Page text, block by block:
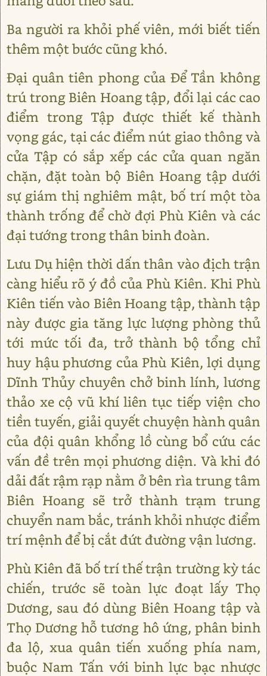
Ba người ra khỏi phế viên, mới biết tiến
thêm một bước cũng khó.
Đại quân tiên phong của Để Tần không
trú trong Biên Hoang tập, đổi lại các cao
điểm trong Tập được thiết kế thành
vọng gác, tại các điểm nút giao thông và
cửa Tập có sắp xếp các cửa quan ngăn
chặn, đặt toàn bộ Biên Hoang tập dưới
sự giám thị nghiêm mật, bố trí một tòa
thành trống để chờ đợi Phù Kiên và các
đại tướng trong thân binh đoàn.
Lưu Dụ hiện thời dấn thân vào địch trận
càng hiểu rõ ý đồ của Phù Kiên. Khi Phù
Kiên tiến vào Biên Hoang tập, thành tập
này được gia tăng lực lượng phòng thủ
tới mức tối đa, trở thành bộ tổng chỉ
huy hậu phương của Phù Kiên, lợi dụng
Dĩnh Thủy chuyên chở binh lính, lương
thảo xe cộ vũ khí liên tục tiếp viện cho
tiền tuyến, giải quyết chuyện hành quân
của đội quân khổng lồ cùng bổ cứu các
vấn đề trên mọi phương diện. Và khi đó
dải đất rậm rạp nằm ở bên rìa trung tâm
Biên Hoang sẽ trở thành trạm trung
chuyển nam bắc, tránh khỏi nhược điểm
trí mệnh để bị cắt đứt đường vận lương.
Phù Kiên đã bố trí thế trận trường kỳ tác
chiến, trước sẽ toàn lực đoạt lấy Thọ
Dương, sau đó dùng Biên Hoang tập và
Thọ Dương hỗ tương hô ứng, phân binh
đa lộ, xua quân tiến xuống phía nam,
buộc Nam Tấn với binh lực bạc nhược